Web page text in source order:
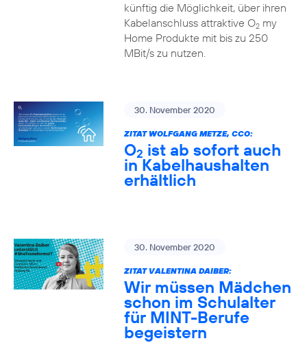
künftig die Möglichkeit, über ihren
Kabelanschluss attraktive O2my
Home Produkte mit bis zu 250
MBit/s zu nutzen.
30. November 2020
ZITAT WOLFGANG METZE, CCO:
O2 ist ab sofort auch
in Kabelhaushalten
erhältlich
30. November 2020
ZITAT VALENTINA DAIBER:
Wir müssen Mädchen
schon im Schulalter
für MINT-Berufe
begeistern